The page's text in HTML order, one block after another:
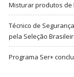
Misturar produtos
Técnico de
pela Seleção
Programa Ser+